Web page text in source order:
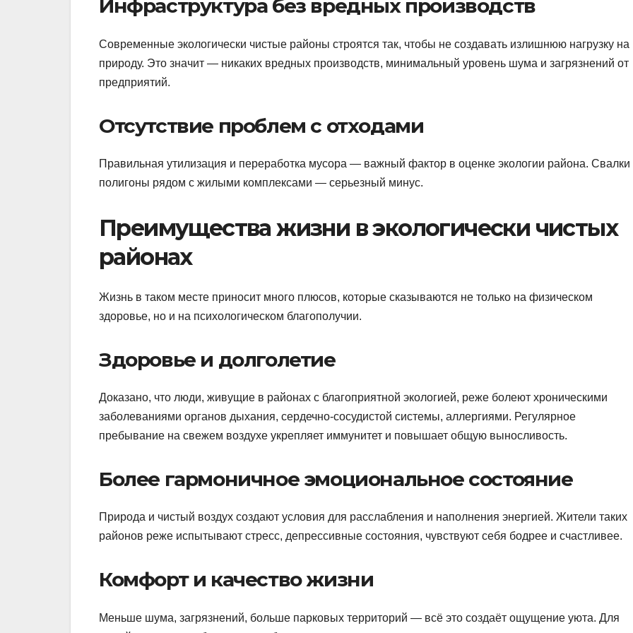
Инфраструктура без вредных производств
Современные экологически чистые районы строятся так, чтобы не создавать излишнюю нагрузку на
природу. Это значит — никаких вредных производств, минимальный уровень шума и загрязнений от
предприятий.
Отсутствие проблем с отходами
Правильная утилизация и переработка мусора — важный фактор в оценке экологии района. Свалки
полигоны рядом с жилыми комплексами — серьезный минус.
Преимущества жизни в экологически чистых
районах
Жизнь в таком месте приносит много плюсов, которые сказываются не только на физическом
здоровье, но и на психологическом благополучии.
Здоровье и долголетие
Доказано, что люди, живущие в районах с благоприятной экологией, реже болеют хроническими
заболеваниями органов дыхания, сердечно-сосудистой системы, аллергиями. Регулярное
пребывание на свежем воздухе укрепляет иммунитет и повышает общую выносливость.
Более гармоничное эмоциональное состояние
Природа и чистый воздух создают условия для расслабления и наполнения энергией. Жители таких
районов реже испытывают стресс, депрессивные состояния, чувствуют себя бодрее и счастливее.
Комфорт и качество жизни
Меньше шума, загрязнений, больше парковых территорий — всё это создаёт ощущение уюта. Для